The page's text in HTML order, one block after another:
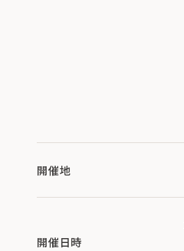
開催地
開催日時